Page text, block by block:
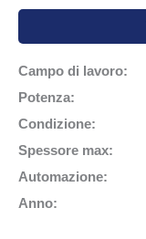
Campo di lavoro:
Potenza:
Condizione:
Spessore max:
Automazione:
Anno: